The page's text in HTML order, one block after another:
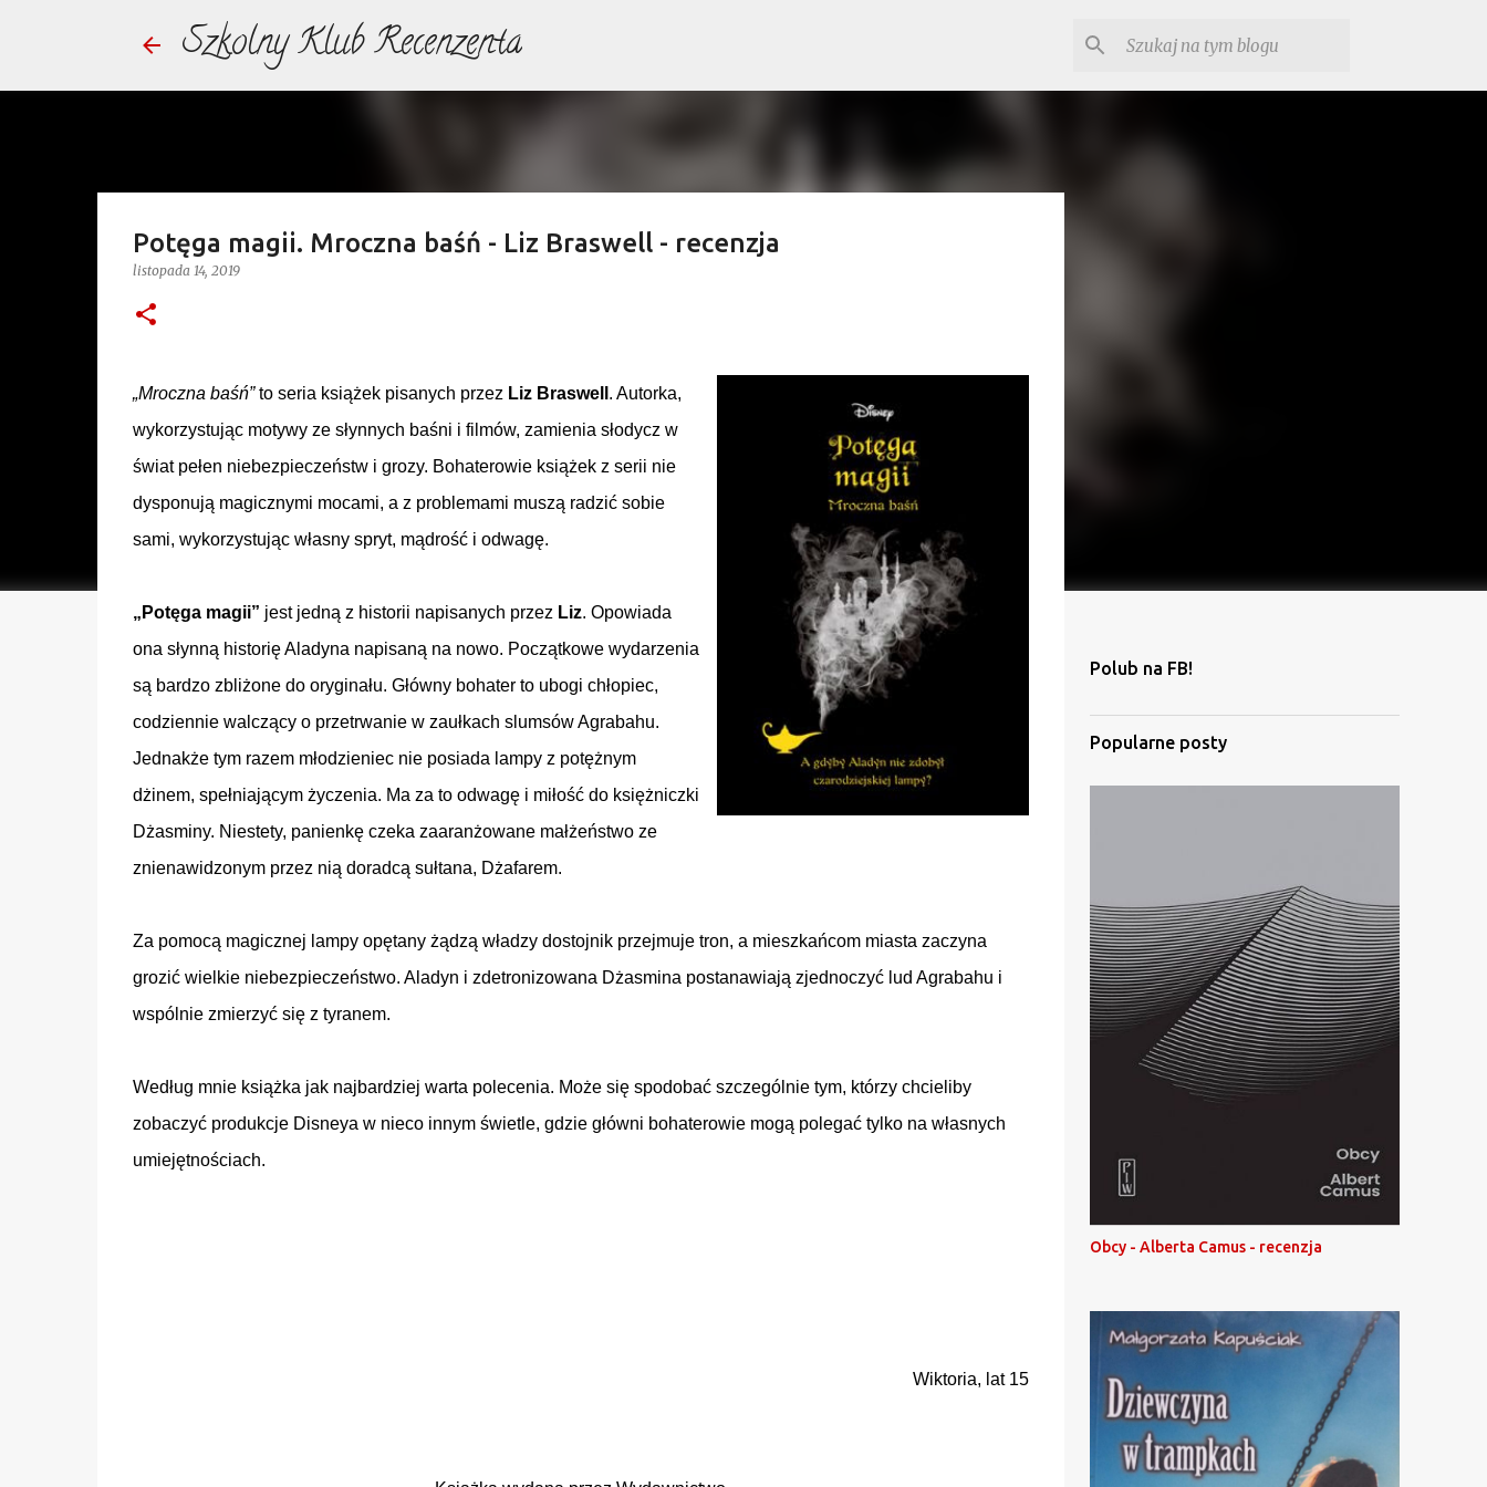
Szkolny Klub Recenzenta
Potęga magii. Mroczna baśń - Liz Braswell - recenzja
listopada 14, 2019
„Mroczna baśń”to seria książek pisanych przez Liz Braswell . Autorka,
wykorzystując motywy ze słynnych baśni i filmów, zamienia słodycz w
świat pełen niebezpieczeństw i grozy. Bohaterowie książek z serii nie
dysponują magicznymi mocami, a z problemami muszą radzić sobie
sami, wykorzystując własny spryt, mądrość i odwagę.
„Potęga magii” jest jedną z historii napisanych przez Liz. Opowiada
ona słynną historię Aladyna napisaną na nowo. Początkowe wydarzenia
są bardzo zbliżone do oryginału. Główny bohater to ubogi chłopiec,
codziennie walczący o przetrwanie w zaułkach slumsów Agrabahu.
Jednakże tym razem młodzieniec nie posiada lampy z potężnym
dżinem, spełniającym życzenia. Ma za to odwagę i miłość do księżniczki
Dżasminy. Niestety, panienkę czeka zaaranżowane małżeństwo ze
znienawidzonym przez nią doradcą sułtana, Dżafarem.
Za pomocą magicznej lampy opętany żądzą władzy dostojnik przejmuje tron, a mieszkańcom miasta zaczyna
grozić wielkie niebezpieczeństwo. Aladyn i zdetronizowana Dżasmina postanawiają zjednoczyć lud Agrabahu i
wspólnie zmierzyć się z tyranem.
Według mnie książka jak najbardziej warta polecenia. Może się spodobać szczególnie tym, którzy chcieliby
zobaczyć produkcje Disneya w nieco innym świetle, gdzie główni bohaterowie mogą polegać tylko na własnych
umiejętnościach.
Wiktoria, lat 15
Polub na FB!
Popularne posty
Obcy - Alberta Camus - recenzja